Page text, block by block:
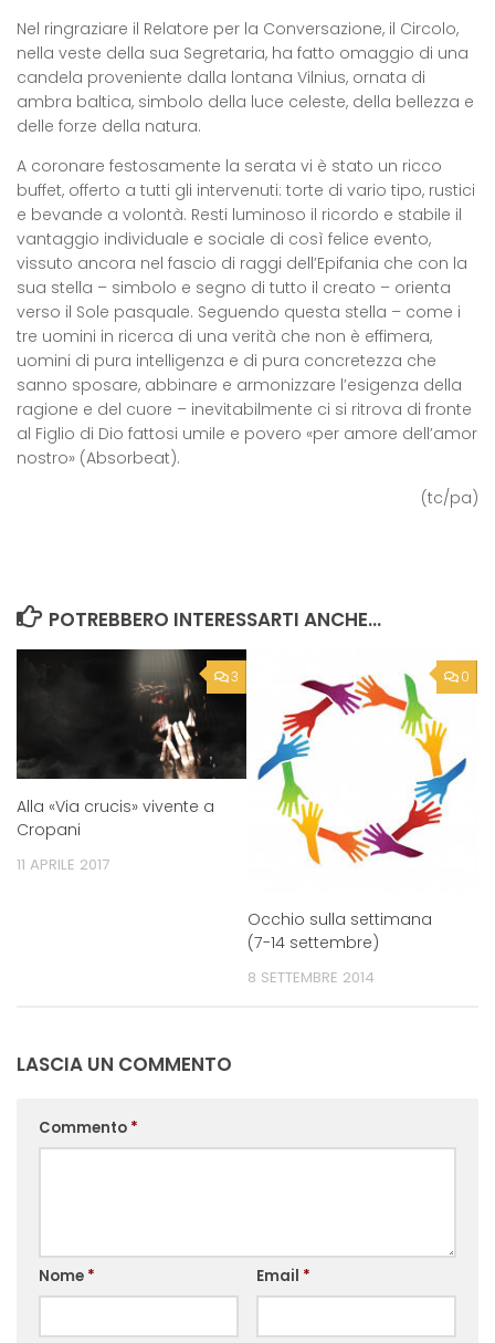
Nel ringraziare il Relatore per la Conversazione, il Circolo,
nella veste della sua Segretaria, ha fatto omaggio di una
candela proveniente dalla lontana Vilnius, ornata di
ambra baltica, simbolo della luce celeste, della bellezza e
delle forze della natura.
A coronare festosamente la serata vi è stato un ricco
buffet, offerto a tutti gli intervenuti: torte di vario tipo, rustici
e bevande a volontà. Resti luminoso il ricordo e stabile il
vantaggio individuale e sociale di così felice evento,
vissuto ancora nel fascio di raggi dell’Epifania che con la
sua stella – simbolo e segno di tutto il creato – orienta
verso il Sole pasquale. Seguendo questa stella – come i
tre uomini in ricerca di una verità che non è effimera,
uomini di pura intelligenza e di pura concretezza che
sanno sposare, abbinare e armonizzare l’esigenza della
ragione e del cuore – inevitabilmente ci si ritrova di fronte
al Figlio di Dio fattosi umile e povero «per amore dell’amor
nostro» (Absorbeat).
(tc/pa)
POTREBBERO INTERESSARTI ANCHE...
3
Alla «Via crucis» vivente a
Cropani
11 APRILE 2017
0
Occhio sulla settimana
(7-14 settembre)
8 SETTEMBRE 2014
LASCIA UN COMMENTO
Commento *
Nome * Email *